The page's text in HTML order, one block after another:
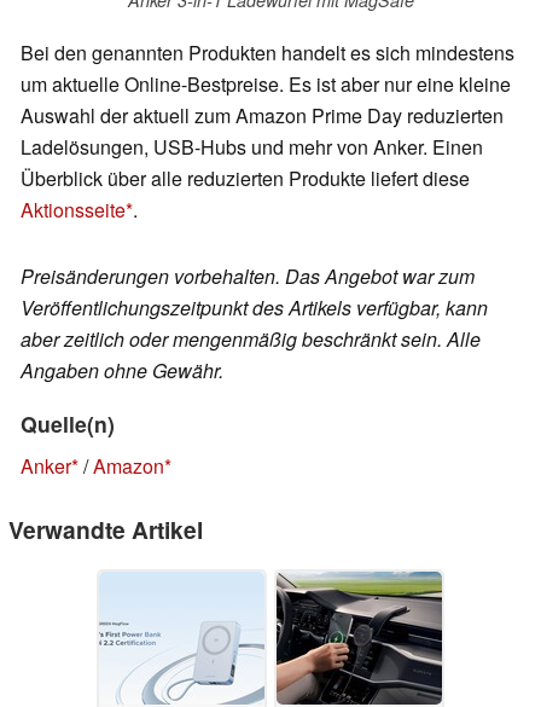
Bei den genannten Produkten handelt es sich mindestens
um aktuelle Online-Bestpreise. Es ist aber nur eine kleine
Auswahl der aktuell zum Amazon Prime Day reduzierten
Ladelösungen, USB-Hubs und mehr von Anker. Einen
Überblick über alle reduzierten Produkte liefert diese
Aktionsseite .
Preisänderungen vorbehalten. Das Angebot war zum
Veröffentlichungszeitpunkt des Artikels verfügbar, kann
aber zeitlich oder mengenmäßig beschränkt sein. Alle
Angaben ohne Gewähr.
Quelle(n)
Anker /Amazon
Verwandte Artikel